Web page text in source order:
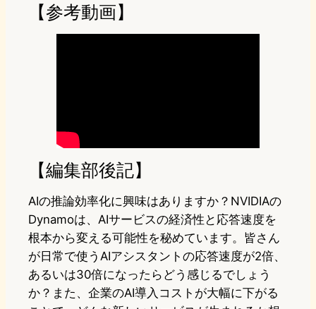
【参考動画】
【編集部後記】
AIの推論効率化に興味はありますか？NVIDIAの
Dynamoは、AIサービスの経済性と応答速度を
根本から変える可能性を秘めています。皆さん
が日常で使うAIアシスタントの応答速度が2倍、
あるいは30倍になったらどう感じるでしょう
か？また、企業のAI導入コストが大幅に下がる